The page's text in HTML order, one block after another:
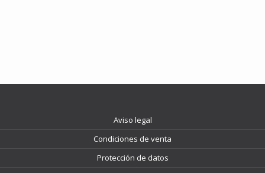
Aviso legal
Condiciones de venta
Protección de datos